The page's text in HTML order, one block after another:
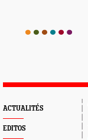
ACTUALITÉS
EDITOS